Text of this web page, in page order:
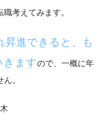
考えてみます。
昇進できると、も
きますので、一概に年
。